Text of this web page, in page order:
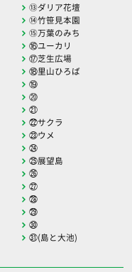
⑬ダリア花壇
⑭竹笹見本園
⑮万葉のみち
⑯ユーカリ
⑰芝生広場
⑱里山ひろば
⑲
⑳
㉑
㉒サクラ
㉓ウメ
㉔
㉕展望島
㉖
㉗
㉘
㉙
㉚
㉛(島と大池)